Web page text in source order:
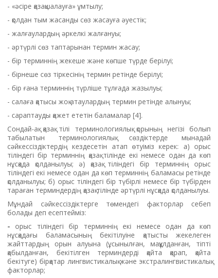
- «әсіре қазақшалауға» ұмтылу;
- қолдан тым жасанды сөз жасауға әуестік;
- жалғаулардың әркелкі жалғануы;
- әртүрлі сөз таптарынан термин жасау;
- бір терминнің жекеше және көпше түрде берілуі;
- бірнеше сөз тіркесінің термин ретінде берілуі;
- бір ғана терминнің түрліше тұлғада жазылуы;
- салаға қатысы жоқ атаулардың термин ретінде алынуы;
- сараптауды қажет ететін баламалар [4].
Сондай-ақ қазақ тілі терминологиялық қорының негізі болып
табылатын терминологиялық сөздіктерде мынадай
сәйкессіздіктердің кездесетін атап өтуіміз керек: а) орыс
тіліндегі бір терминнің қазақ тілінде екі немесе одан да көп
нұсқада қолданылуы; ә) қазақ тіліндегі бір терминнің орыс
тіліндегі екі немесе одан да көп терминнің баламасы ретінде
қолданылуы; б) орыс тіліндегі бір түбірлі немесе бір түбірден
тараған терминдердің қазақ тілінде әртүрлі нұсқада қолданылуы.
Мұндай сәйкессіздіктерге төмендегі факторлар себеп
болады деп есептейміз:
- орыс тіліндегі бір терминнің екі немесе одан да көп
нұсқадағы баламасының бекітілуіне қатысты жекелеген
жайттардың орын алуына (ұсынылған, мақұлданған, тіпті
қабылданған, бекітілген терминдерді қайта қарап, қайта
бекітуге) бірқатар лингвистикалық және экстралингвистикалық
факторлар;